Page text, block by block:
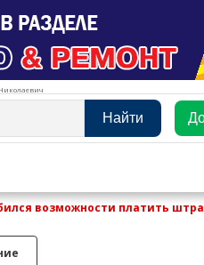
Найти
возможности платить